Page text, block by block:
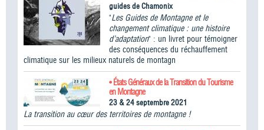
guides de Chamonix
"Les Guides de Montagne et le
changement climatique : une histoire
d’adaptation" : un livret pour témoigner
des conséquences du réchauffement
climatique sur les milieux naturels de montagn
• États Généraux de la Transition du Tourisme
en Montagne
23 & 24 septembre 2021
La transition au cœur des territoires de montagne !